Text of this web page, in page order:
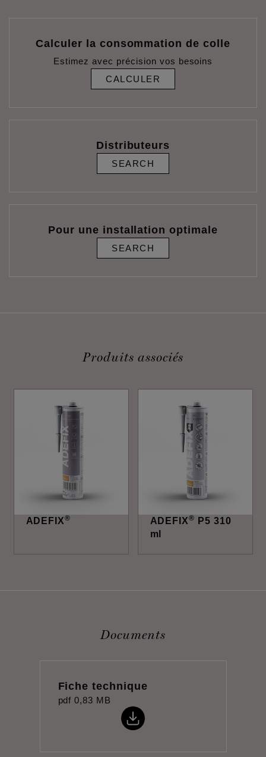
Calculer la consommation de colle
Estimez avec précision vos besoins
CALCULER
Distributeurs
SEARCH
Pour une installation optimale
SEARCH
Produits associés
ADEFIX® ADEFIX®
P5 310
ml
Documents
Fiche technique
pdf 0,83 MB